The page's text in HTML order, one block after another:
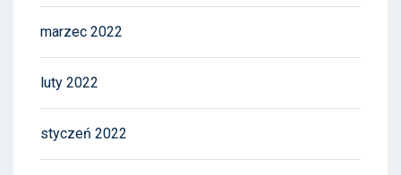
marzec 2022
luty 2022
styczeń 2022